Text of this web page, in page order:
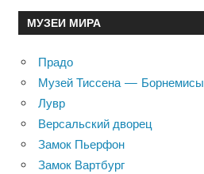
МУЗЕИ МИРА
Прадо
Музей Тиссена — Борнемисы
Лувр
Версальский дворец
Замок Пьерфон
Замок Вартбург